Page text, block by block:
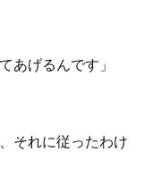
あげるんです」
それに従ったわけ